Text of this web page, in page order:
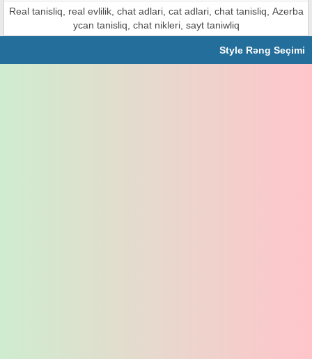
Real tanisliq, real evlilik, chat adlari, cat adlari, chat tanisliq, Azerba
ycan tanisliq, chat nikleri, sayt taniwliq
Style Rəng Seçimi